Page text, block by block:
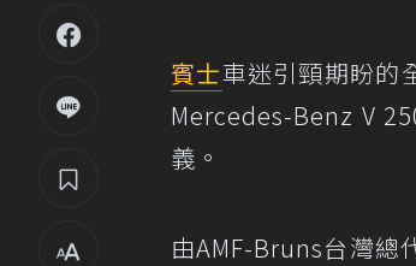
賓士車迷引頸期盼的
Mercedes-Benz V
義。
由AMF-Bruns台灣總